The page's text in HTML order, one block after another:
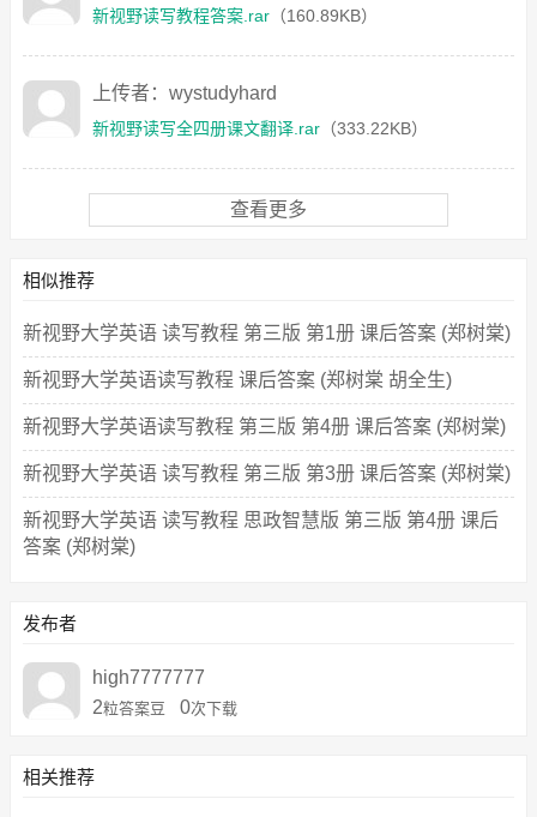
新视野读写教程答案.rar （160.89KB）
上传者：wystudyhard
新视野读写全四册课文翻译.rar （333.22KB）
查看更多
相似推荐
新视野大学英语 读写教程 第三版 第1册 课后答案 (郑树棠)
新视野大学英语读写教程 课后答案 (郑树棠 胡全生)
新视野大学英语读写教程 第三版 第4册 课后答案 (郑树棠)
新视野大学英语 读写教程 第三版 第3册 课后答案 (郑树棠)
新视野大学英语 读写教程 思政智慧版 第三版 第4册 课后
答案 (郑树棠)
发布者
high7777777
2粒答案豆 0次下载
相关推荐